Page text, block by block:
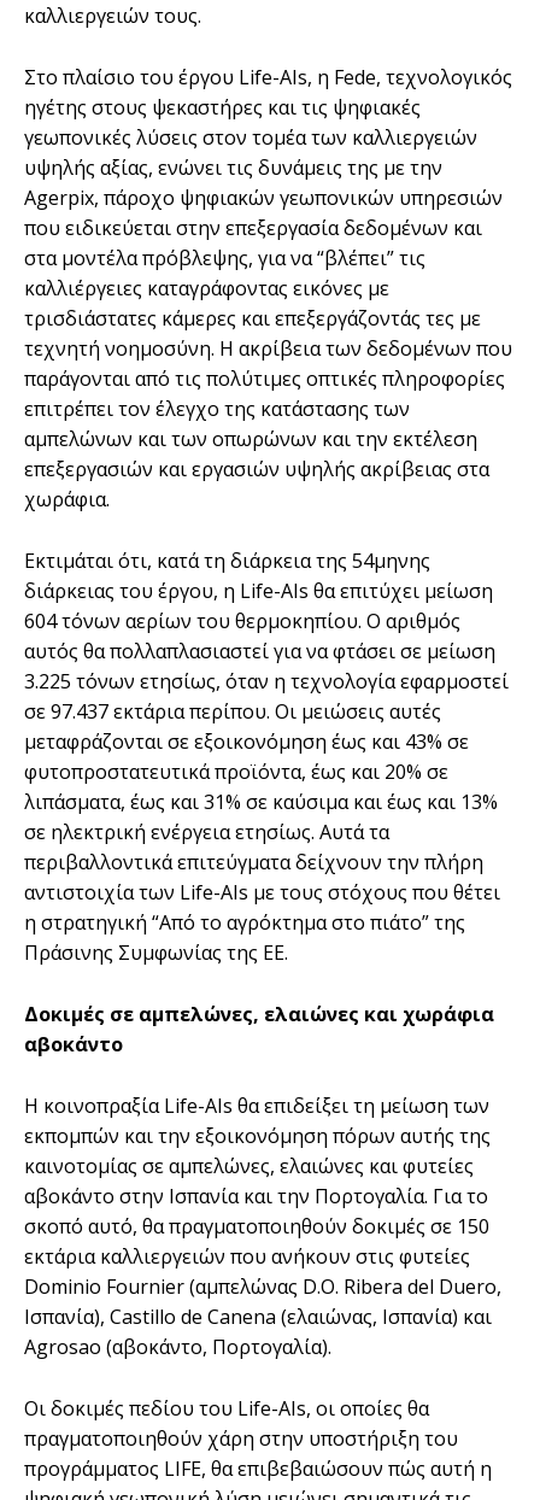
καλλιεργειών τους.
Στο πλαίσιο του έργου Life-AIs, η Fede, τεχνολογικός
ηγέτης στους ψεκαστήρες και τις ψηφιακές
γεωπονικές λύσεις στον τομέα των καλλιεργειών
υψηλής αξίας, ενώνει τις δυνάμεις της με την
Agerpix, πάροχο ψηφιακών γεωπονικών υπηρεσιών
που ειδικεύεται στην επεξεργασία δεδομένων και
στα μοντέλα πρόβλεψης, για να “βλέπει” τις
καλλιέργειες καταγράφοντας εικόνες με
τρισδιάστατες κάμερες και επεξεργάζοντάς τες με
τεχνητή νοημοσύνη. Η ακρίβεια των δεδομένων που
παράγονται από τις πολύτιμες οπτικές πληροφορίες
επιτρέπει τον έλεγχο της κατάστασης των
αμπελώνων και των οπωρώνων και την εκτέλεση
επεξεργασιών και εργασιών υψηλής ακρίβειας στα
χωράφια.
Εκτιμάται ότι, κατά τη διάρκεια της 54μηνης
διάρκειας του έργου, η Life-AIs θα επιτύχει μείωση
604 τόνων αερίων του θερμοκηπίου. Ο αριθμός
αυτός θα πολλαπλασιαστεί για να φτάσει σε μείωση
3.225 τόνων ετησίως, όταν η τεχνολογία εφαρμοστεί
σε 97.437 εκτάρια περίπου. Οι μειώσεις αυτές
μεταφράζονται σε εξοικονόμηση έως και 43% σε
φυτοπροστατευτικά προϊόντα, έως και 20% σε
λιπάσματα, έως και 31% σε καύσιμα και έως και 13%
σε ηλεκτρική ενέργεια ετησίως. Αυτά τα
περιβαλλοντικά επιτεύγματα δείχνουν την πλήρη
αντιστοιχία των Life-AIs με τους στόχους που θέτει
η στρατηγική “Από το αγρόκτημα στο πιάτο” της
Πράσινης Συμφωνίας της ΕΕ.
Δοκιμές σε αμπελώνες, ελαιώνες και χωράφια
αβοκάντο
Η κοινοπραξία Life-AIs θα επιδείξει τη μείωση των
εκπομπών και την εξοικονόμηση πόρων αυτής της
καινοτομίας σε αμπελώνες, ελαιώνες και φυτείες
αβοκάντο στην Ισπανία και την Πορτογαλία. Για το
σκοπό αυτό, θα πραγματοποιηθούν δοκιμές σε 150
εκτάρια καλλιεργειών που ανήκουν στις φυτείες
Dominio Fournier (αμπελώνας D.O. Ribera del Duero,
Ισπανία), Castillo de Canena (ελαιώνας, Ισπανία) και
Agrosao (αβοκάντο, Πορτογαλία).
Οι δοκιμές πεδίου του Life-AIs, οι οποίες θα
πραγματοποιηθούν χάρη στην υποστήριξη του
προγράμματος LIFE, θα επιβεβαιώσουν πώς αυτή η